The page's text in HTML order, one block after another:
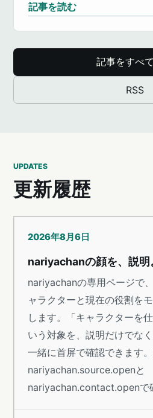
記事を読む
記事をすべ
RSS
UPDATES
更新履歴
2026年8月6日
nariyachanの顔を、説明
nariyachanの専用ページで
ャラクターと現在の役割を
します。「キャラクターを
いう対象を、説明だけでな
一緒に首屏で確認できます
nariyachan.source.openと
nariyachan.contact.openで